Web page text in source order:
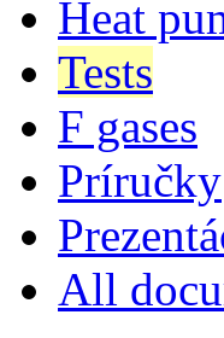
Heat
Tests
F gases
Príručky
All